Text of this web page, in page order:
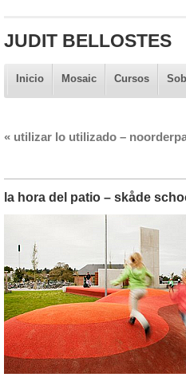
JUDIT BELLOSTES
Inicio Mosaic Cursos
«utilizar lo utilizado –
la hora del patio – skåde